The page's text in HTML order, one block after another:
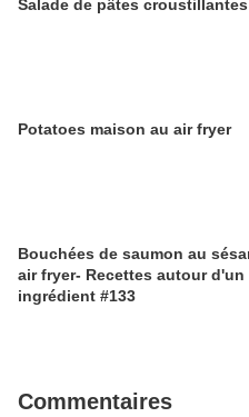
Salade de pâtes croustillantes
Potatoes maison au air fryer
Bouchées de saumon au
air fryer- Recettes autour d'un
ingrédient #133
Commentaires